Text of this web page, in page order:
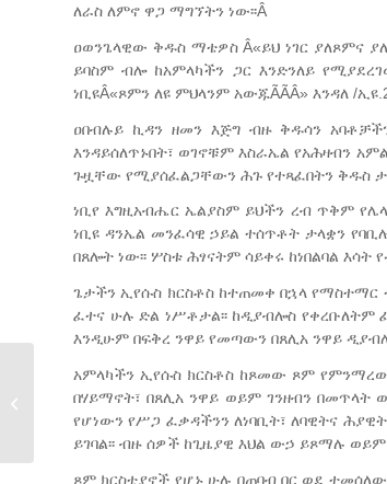
ለራስ ለምኖ ዋጋ ማግኘትን ነው፡፡Â
ዐወንጌላዊው ቅዱስ ማቴዎስ Â«ይህ ነገር ያለጾምና
ይባስም ብሎ ከአምላካችን ጋር እንድንለይ
ነቢዩÂ«ጾምን ለዩ ምህላንም አውጁÃÃÂ»
ዐበብሉይ ኪዳን ዘመን እጅግ ብዙ ቅዱሳን
እንዳይሰለጥኑበት፣ ወገኖቹም እስራኤል የአሕዛብን
ጉዟቸው የሚያሰፈልጋቸውን ሕጉ የተጻፈበትን ቅዱስ
ነቢየ እግዚአብሔር ኤልያስም ይህችን ረብ ጥቅም
ነቢዩ ዳንኤል መንፈሳዊ ኃይል ተሰጥቶት ታላቋን
በጸሎት ነው፡፡ ሦስቱ ሕፃናትም ሳይቀሩ ከነበልባል እሳት
ጌታችን ኢየሱስ ክርስቶስ ከተጠመቀ በኋላ
ፈተና ሁሉ ድል ነሥቶታል፡፡ ከዲያብሎስ የቀረቡለትም
እንዲሁም በፍቅረ ንዋይ የመጣውን በጸሊአ ንዋይ
አምላካችን ኢየሱስ ክርስቶስ ከጾመው ጾም
በሃይማኖት፣ በጸሊአ ንዋይ ወይም ገንዘብን በመጥላት
የሆነውን የሥጋ ፈቃዳችንን ለነባቢት፣ ለባዊትና
ይገባል፡፡ ብዙ ሰዎች ከጊዜያዊ እህል ውኃ ይጾማሉ
ጾም ክርስቲያኖች የሆኑ ሁሉ በጠባብ በር ወደ
ቅርሶችን በተመለከተ ዐውደ ጥናት ተካሔደ